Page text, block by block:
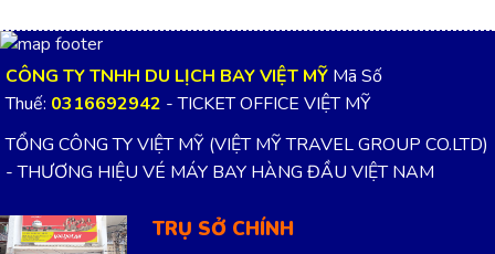
CÔNG TY TNHH DU LỊCH BAY VIỆT MỸ Mã Số
Thuế: 0316692942 - TICKET OFFICE VIỆT MỸ
TỔNG CÔNG TY VIỆT MỸ (VIỆT MỸ TRAVEL GROUP CO.LTD)
- THƯƠNG HIỆU VÉ MÁY BAY HÀNG ĐẦU VIỆT NAM
TRỤ SỞ CHÍNH